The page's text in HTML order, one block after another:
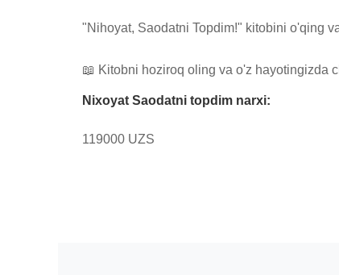
"Nihoyat, Saodatni Topdim!" kitobini o'qing
📖 Kitobni hoziroq oling va o'z hayotingizda
Nixoyat Saodatni topdim narxi:
119000 UZS